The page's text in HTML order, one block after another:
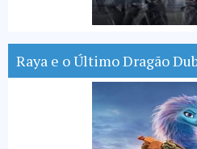
Raya e o Último Dragão